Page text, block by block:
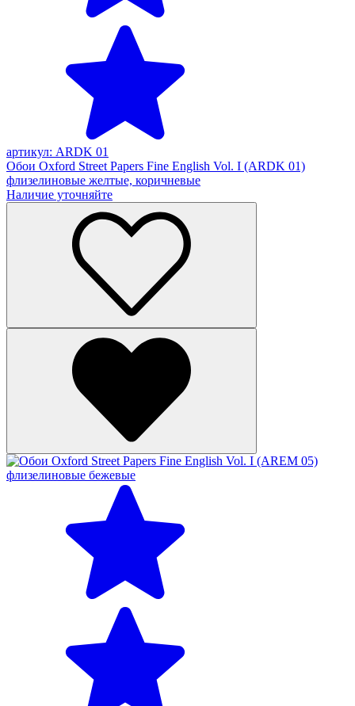
артикул: ARDK 01
Обои Oxford Street Papers Fine English Vol. I (ARDK 01)
флизелиновые желтые, коричневые
Наличие уточняйте